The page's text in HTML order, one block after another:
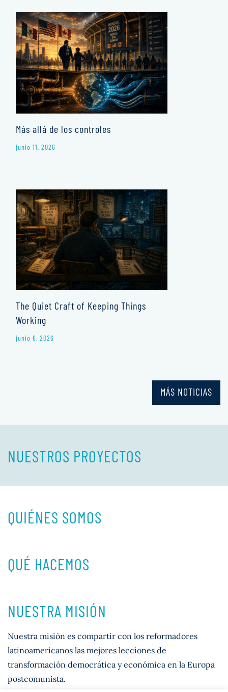
Más allá de los controles
junio 11, 2026
The Quiet Craft of Keeping Things
Working
junio 6, 2026
MÁS NOTICIAS
NUESTROS PROYECTOS
QUIÉNES SOMOS
QUÉ HACEMOS
NUESTRA MISIÓN
Nuestra misión es compartir con los reformadores
latinoamericanos las mejores lecciones de
transformación democrática y económica en la Europa
postcomunista.